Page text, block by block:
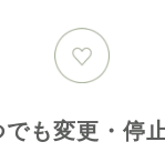
でも変更・停